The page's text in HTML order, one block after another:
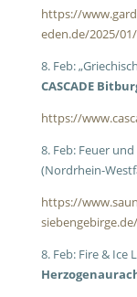
https://
eden.de/2025/
8. Feb:
CASCADE
https://
8. Feb: Feuer und
(Nordrhein-
https://
8. Feb: Fire & Ice